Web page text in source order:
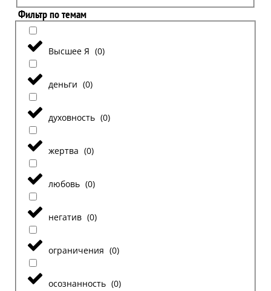
Фильтр по темам
Высшее Я (0)
деньги (0)
духовность (0)
жертва (0)
любовь (0)
негатив (0)
ограничения (0)
осознанность (0)